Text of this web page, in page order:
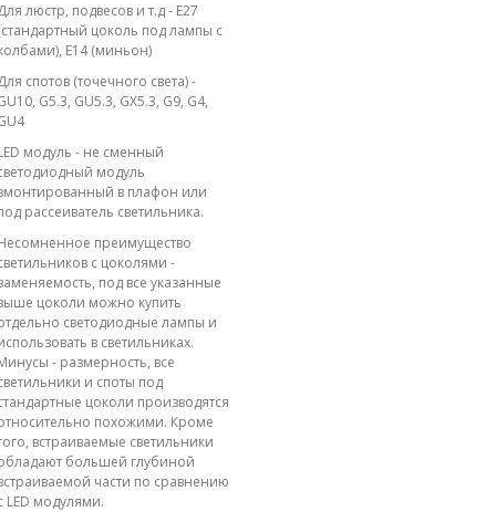
люстр, подвесов и т.д - E27
цоколь под лампы с
E14 (миньон)
спотов (точечного света) -
G5.3, GU5.3, GX5.3, G9, G4,
модуль - не сменный
модуль
в плафон или
рассеиватель светильника.
преимущество
с цоколями -
под все указанные
цоколи можно купить
светодиодные лампы и
в светильниках.
- размерность, все
и споты под
цоколи производятся
похожими. Кроме
встраиваемые светильники
большей глубиной
части по сравнению
LED модулями.